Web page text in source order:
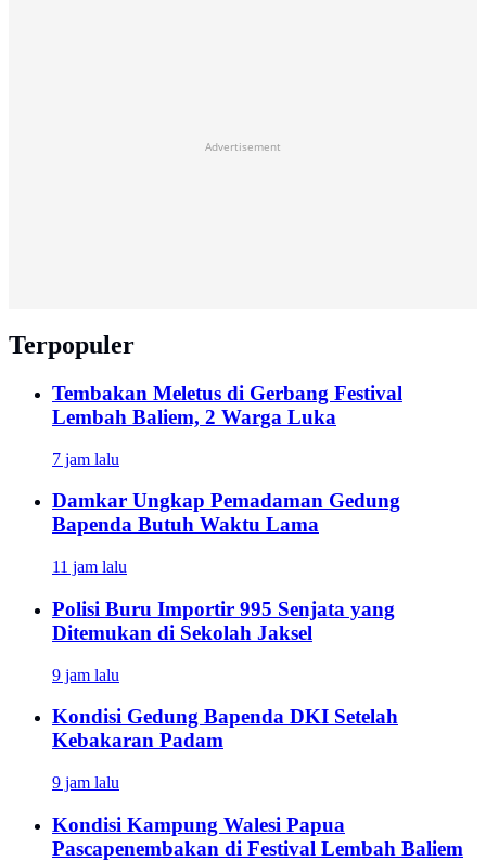
Advertisement
Terpopuler
Tembakan Meletus di Gerbang Festival
Lembah Baliem, 2 Warga Luka
7 jam lalu
Damkar Ungkap Pemadaman Gedung
Bapenda Butuh Waktu Lama
11 jam lalu
Polisi Buru Importir 995 Senjata yang
Ditemukan di Sekolah Jaksel
9 jam lalu
Kondisi Gedung Bapenda DKI Setelah
Kebakaran Padam
9 jam lalu
Kondisi Kampung Walesi Papua
Pascapenembakan di Festival Lembah Baliem